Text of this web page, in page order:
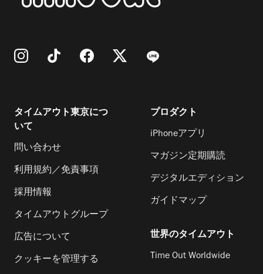
タイムアウト東京につ
いて
問い合わせ
利用規約／免責事項
採用情報
タイムアウトグループ
広告について
クッキーを管理する
プロダクト
iPhoneアプリ
マガジン定期購読
デジタルエディション
ガイドマップ
世界のタイムアウト
Time Out Worldwide